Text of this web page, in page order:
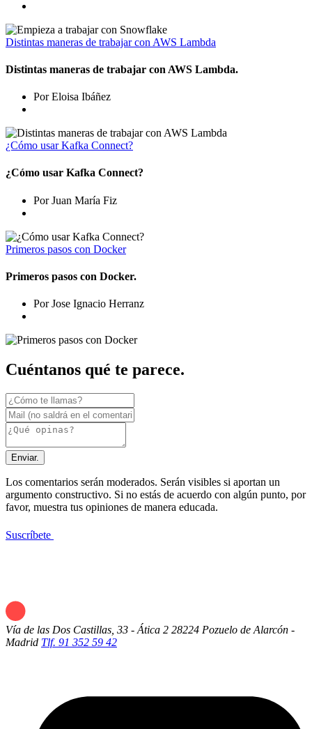
Distintas maneras de trabajar con AWS Lambda
Distintas maneras de trabajar con AWS Lambda.
Por Eloisa Ibáñez
¿Cómo usar Kafka Connect?
¿Cómo usar Kafka Connect?
Por Juan María Fiz
Primeros pasos con Docker
Primeros pasos con Docker.
Por Jose Ignacio Herranz
Cuéntanos qué te parece.
Enviar.
Los comentarios serán moderados. Serán visibles si aportan un
argumento constructivo. Si no estás de acuerdo con algún punto, por
favor, muestra tus opiniones de manera educada.
Suscríbete
Vía de las Dos Castillas, 33 - Ática 2 28224 Pozuelo de Alarcón -
Madrid Tlf. 91 352 59 42